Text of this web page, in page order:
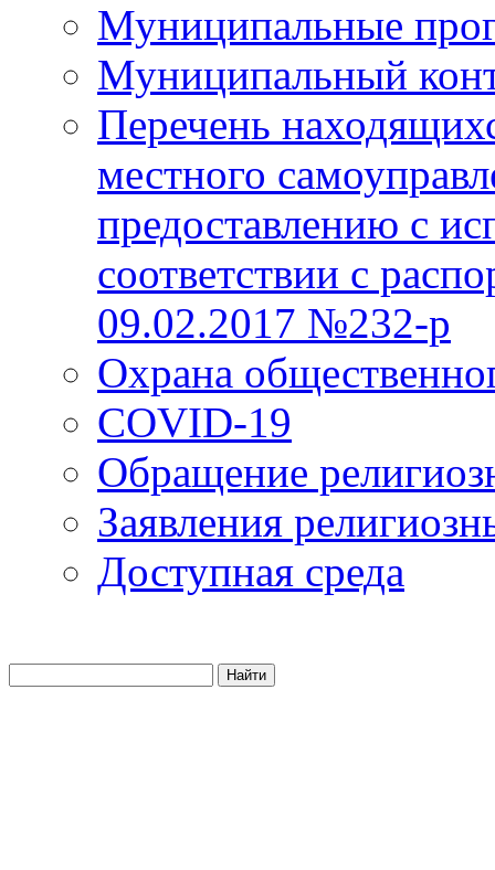
Муниципальные
Муниципальный
Перечень
местного
предоставлению с
соответствии с
09.02.2017 №232-р
Охрана
COVID-19
Обращение
Заявления
Доступная среда
Найти